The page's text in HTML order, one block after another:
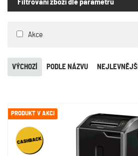
Filtrování zboží dle parametrů
Akce
NEJLEVNĚJŠÍ
PODLE NÁZVU
VÝCHOZÍ
PRODUKT V AKCI